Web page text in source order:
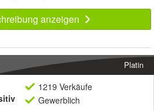
anzeigen
Platin
1219 Verkäufe
Gewerblich